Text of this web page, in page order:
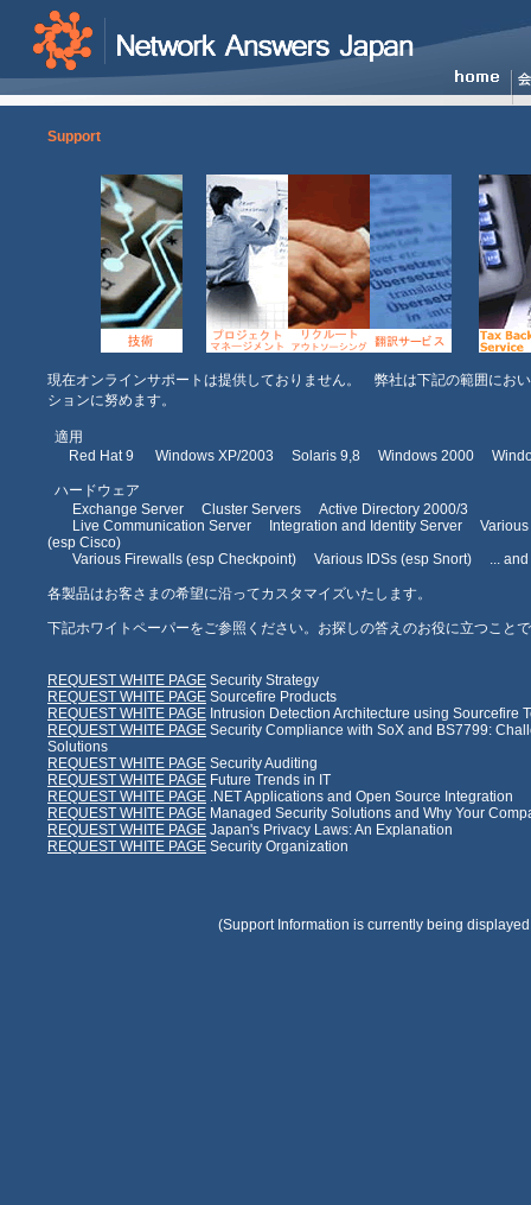
Support
現在オンラインサポートは提供しておりません。 弊社は下記の範囲にお
ションに努めます。
適用
Red Hat 9 Windows XP/2003 Solaris 9,8 Windows 2000
ハードウェア
Exchange Server Cluster Servers Active Directory 2000/3
Live Communication Server Integration and Identity Server Various
(esp Cisco)
Various Firewalls (esp Checkpoint) Various IDSs (esp Snort) ... and
各製品はお客さまの希望に沿ってカスタマイズいたします。
下記ホワイトペーパーをご参照ください。お探しの答えのお役に立つこと
REQUEST WHITE PAGE Security Strategy
REQUEST WHITE PAGE Sourcefire Products
REQUEST WHITE PAGE Intrusion Detection Architecture using Sourcefire
REQUEST WHITE PAGE Security Compliance with SoX and BS7799:
Solutions
REQUEST WHITE PAGE Security Auditing
REQUEST WHITE PAGE Future Trends in IT
REQUEST WHITE PAGE .NET Applications and Open Source Integration
REQUEST WHITE PAGE Managed Security Solutions and Why Your
REQUEST WHITE PAGE Japan's Privacy Laws: An Explanation
REQUEST WHITE PAGE Security Organization
(Support Information is currently being